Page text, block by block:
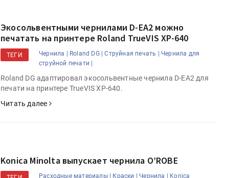
Экосольвентными чернилами D-EA2 можно
печатать на принтере Roland TrueVIS XP-640
ТЕГИ Чернила | Roland DG | Струйная печать |
Чернила для
струйной печати |
Roland DG адаптировал экосольвентные чернила D-EA2 для
печати на принтере TrueVIS XP-640.
Читать далее
Konica Minolta выпускает чернила O’ROBE
Расходные материалы | Краски | Чернила |
Konica